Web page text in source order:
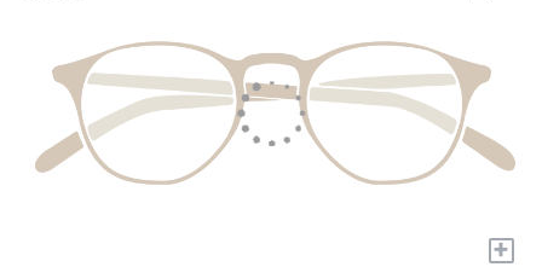
+